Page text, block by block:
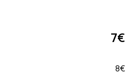
7€
8€